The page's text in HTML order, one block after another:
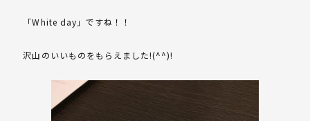
「White day」ですね！！
沢山のいいものをもらえました!(^^)!